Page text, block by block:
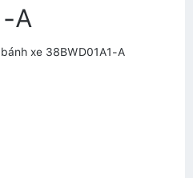
A
xe 38BWD01A1-A